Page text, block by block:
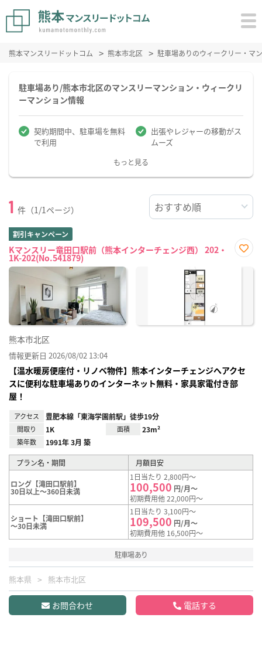
熊本マンスリードットコム 熊本市北区 駐車場ありのウィークリー・マ
駐車場あり/熊本市北区のマンスリーマンション・ウィークリ
ーマンション情報
契約期間中、駐車場を無料
で利用
出張やレジャーの移動がス
ムーズ
もっと見る
1 件（1/1ページ）
割引キャンペーン
Kマンスリー竜田口駅前（熊本インターチェンジ西） 202・
1K-202(No.541879)
に入
熊本市北区
情報更新日 2026/08/02 13:04
【温水暖房便座付・リノベ物件】熊本インターチェンジへアクセ
スに便利な駐車場ありのインターネット無料・家具家電付き部
屋！
アクセス 豊肥本線「東海学園前駅」徒歩19分
間取り 1K 面積 23m²
築年数 1991年 3月 築
プラン名・期間 月額目安
ロング【滝田口駅前】
30日以上～360日未満
1日当たり 2,800円～
100,500 円/月～
初期費用他 22,000円～
ショート【滝田口駅前】
～30日未満
1日当たり 3,100円～
109,500 円/月～
初期費用他 16,500円～
駐車場あり
熊本県 熊本市北区
お問合わせ 電話する